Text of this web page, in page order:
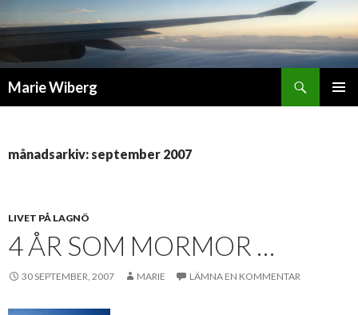
Marie Wiberg
månadsarkiv: september 2007
LIVET PÅ LAGNÖ
4 ÅR SOM MORMOR …
30 SEPTEMBER, 2007 MARIE LÄMNA EN KOMMENTAR